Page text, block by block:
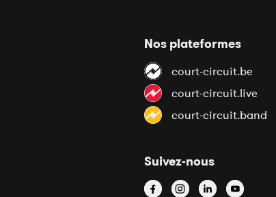
Nos plateformes
court-circuit.be
court-circuit.live
court-circuit.band
Suivez-nous